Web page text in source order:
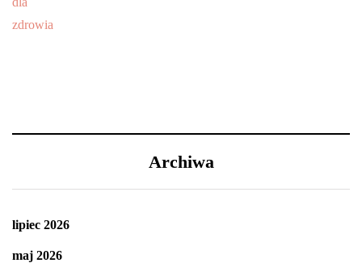
Archiwa
lipiec 2026
maj 2026